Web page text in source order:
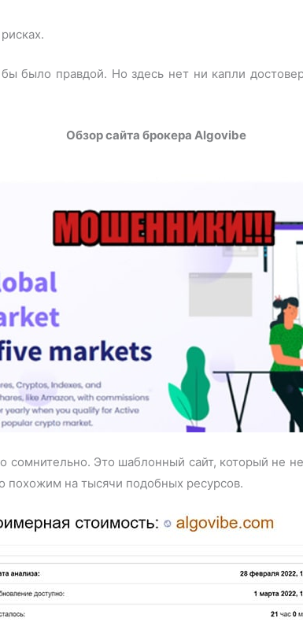
было правдой. Но здесь нет ни капли
Обзор сайта брокера Algovibe
сомнительно. Это шаблонный сайт, который не
похожим на тысячи подобных ресурсов.